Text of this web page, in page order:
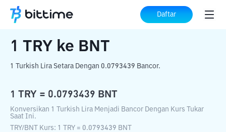
Daftar
Beranda Konverter Kripto ke BNT
1 TRY ke BNT
1 Turkish Lira Setara Dengan 0.0793439 Bancor.
1 TRY = 0.0793439 BNT
Konversikan 1 Turkish Lira Menjadi Bancor Dengan Kurs Tukar
Saat Ini.
TRY/BNT Kurs: 1 TRY = 0.0793439 BNT